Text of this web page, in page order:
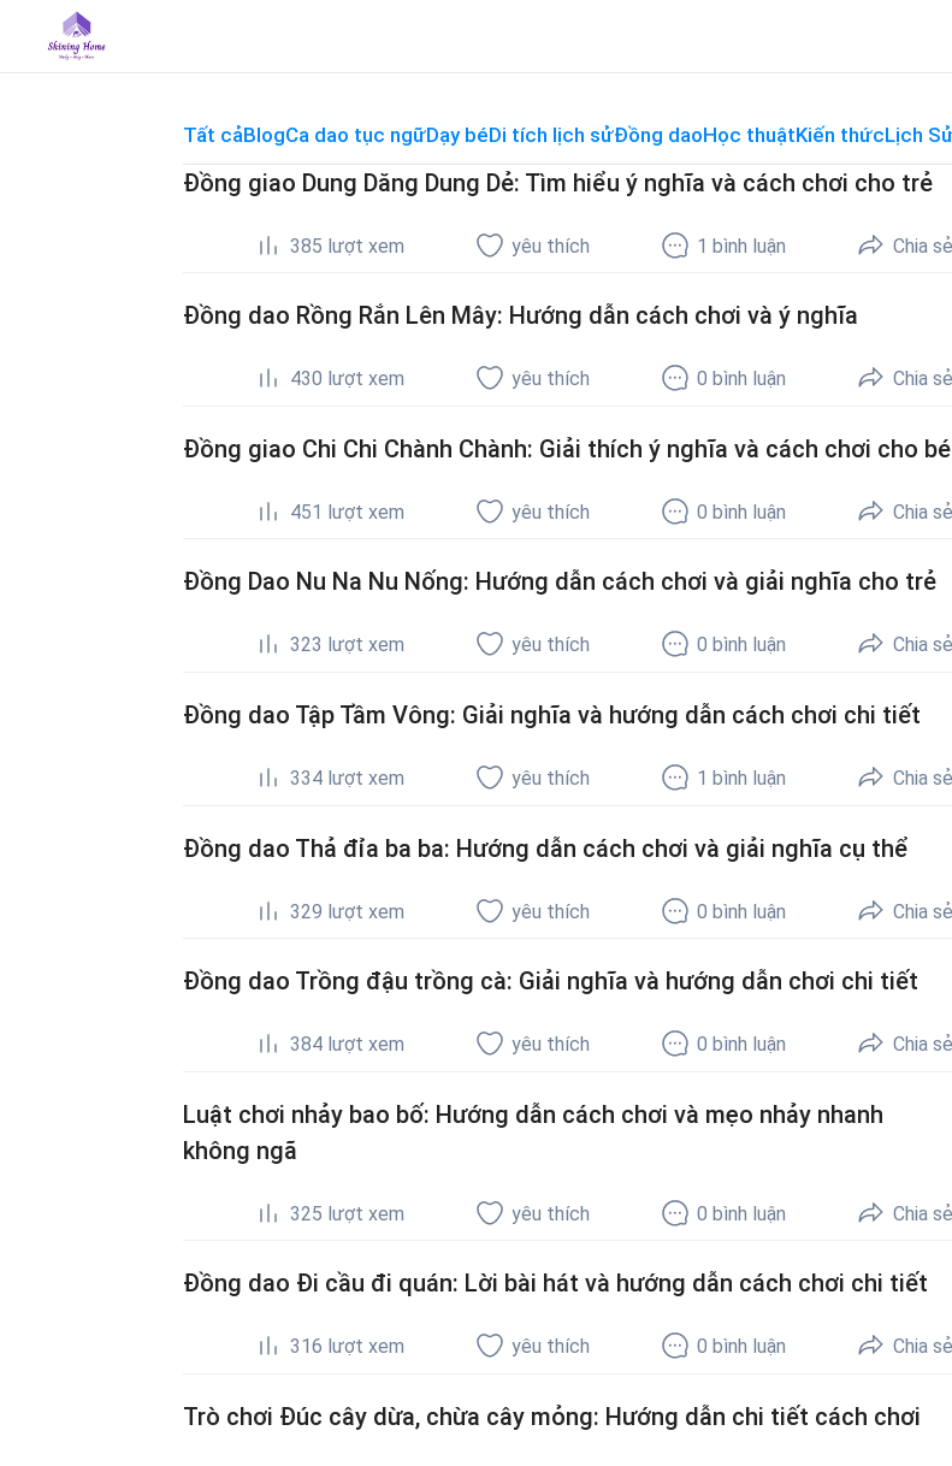
content
Tất cảBlogCa dao tục ngữDạy béDi tích lịch sửĐồng daoHọc thuậtKiến thứcLịch
Đồng giao Dung Dăng Dung Dẻ: Tìm hiểu ý nghĩa và cách chơi cho trẻ
385 lượt xem yêu thích 1bình luận Chia sẻ
Đồng dao Rồng Rắn Lên Mây: Hướng dẫn cách chơi và ý nghĩa
430 lượt xem yêu thích 0 bình luận Chia sẻ
Đồng giao Chi Chi Chành Chành: Giải thích ý nghĩa và cách chơi cho bé
451 lượt xem yêu thích 0bình luận Chia sẻ
Đồng Dao Nu Na Nu Nống: Hướng dẫn cách chơi và giải nghĩa cho trẻ
323 lượt xem yêu thích 0 bình luận Chia sẻ
Đồng dao Tập Tầm Vông: Giải nghĩa và hướng dẫn cách chơi chi tiết
334 lượt xem yêu thích 1bình luận Chia sẻ
Đồng dao Thả đỉa ba ba: Hướng dẫn cách chơi và giải nghĩa cụ thể
329 lượt xem yêu thích 0bình luận Chia sẻ
Đồng dao Trồng đậu trồng cà: Giải nghĩa và hướng dẫn chơi chi tiết
384 lượt xem yêu thích 0 bình luận Chia sẻ
Luật chơi nhảy bao bố: Hướng dẫn cách chơi và mẹo nhảy nhanh
không ngã
325 lượt xem yêu thích 0bình luận Chia sẻ
Đồng dao Đi cầu đi quán: Lời bài hát và hướng dẫn cách chơi chi tiết
316 lượt xem yêu thích 0 bình luận Chia sẻ
Trò chơi Đúc cây dừa, chừa cây mỏng: Hướng dẫn chi tiết cách chơi